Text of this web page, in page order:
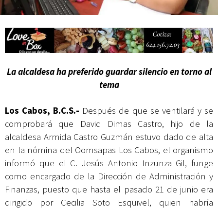
La alcaldesa ha preferido guardar silencio en torno al
tema
Los Cabos, B.C.S.- Después de que se ventilará y se
comprobará que David Dimas Castro, hijo de la
alcaldesa Armida Castro Guzmán estuvo dado de alta
en la nómina del Oomsapas Los Cabos, el organismo
informó que el C. Jesús Antonio Inzunza Gil, funge
como encargado de la Dirección de Administración y
Finanzas, puesto que hasta el pasado 21 de junio era
dirigido por Cecilia Soto Esquivel, quien habría